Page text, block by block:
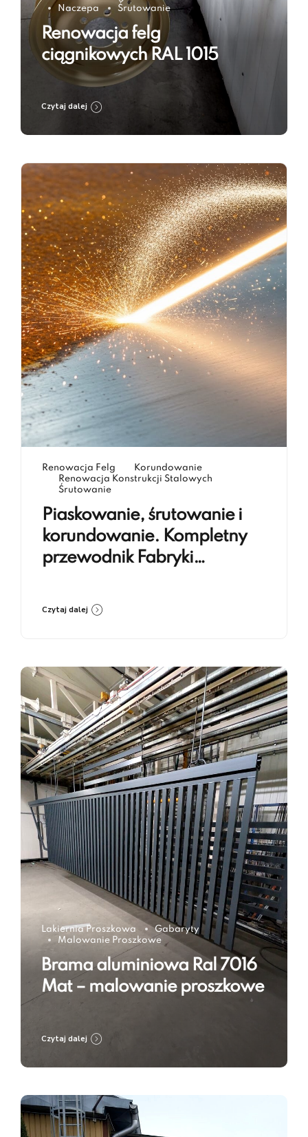
Naczepa
Śrutowanie
Renowacja felg
ciągnikowych RAL 1015
Czytaj dalej
Renowacja Felg
Korundowanie
Renowacja Konstrukcji Stalowych
Śrutowanie
Piaskowanie, śrutowanie i
korundowanie. Kompletny
przewodnik Fabryki
Czytaj dalej
Lakiernia Proszkowa
Gabaryty
Malowanie Proszkowe
Brama aluminiowa Ral 7016
Mat – malowanie proszkowe
Czytaj dalej